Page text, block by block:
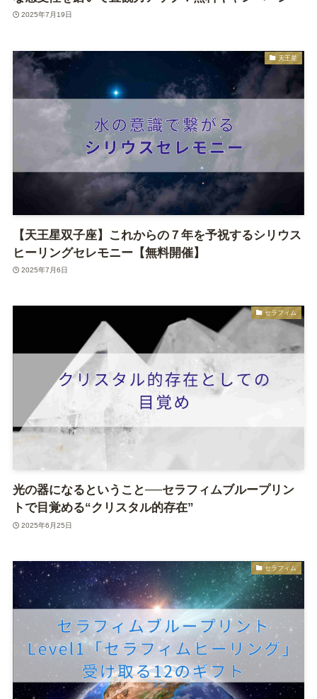
2025年7月19日
天王星
【天王星双子座】これからの７年を予祝するシリウス
ヒーリングセレモニー【無料開催】
2025年7月6日
セラフィム
光の器になるということ──セラフィムブループリン
トで目覚める“クリスタル的存在”
2025年6月25日
セラフィム